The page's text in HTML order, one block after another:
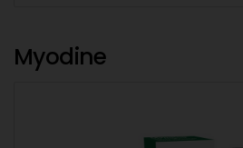
Myodine